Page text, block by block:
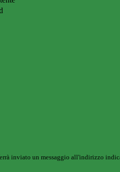
inviato un messaggio all'indirizzo